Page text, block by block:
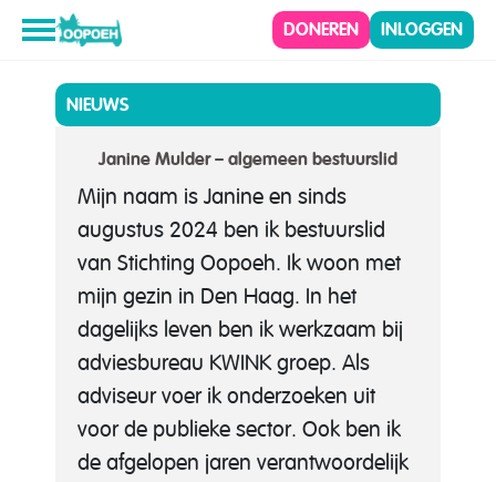
DONEREN INLOGGEN
NIEUWS
Janine Mulder – algemeen bestuurslid
Mijn naam is Janine en sinds
augustus 2024 ben ik bestuurslid
van Stichting Oopoeh. Ik woon met
mijn gezin in Den Haag. In het
dagelijks leven ben ik werkzaam bij
adviesbureau KWINK groep. Als
adviseur voer ik onderzoeken uit
voor de publieke sector. Ook ben ik
de afgelopen jaren verantwoordelijk